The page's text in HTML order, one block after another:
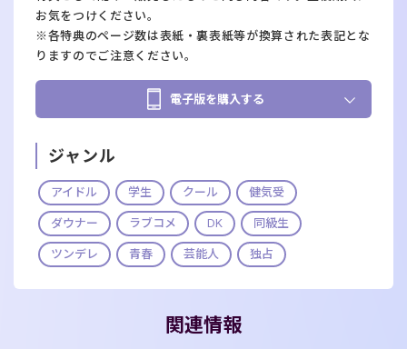
お気をつけください。
※各特典のページ数は表紙・裏表紙等が換算された表記とな
りますのでご注意ください。
電子版を購入する
ジャンル
アイドル 学生 クール 健気受
ダウナー ラブコメ DK 同級生
ツンデレ 青春 芸能人 独占
関連情報